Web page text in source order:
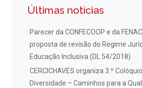
Últimas notícias
Parecer da CONFECOOP e da
proposta de revisão do Regime
Educação Inclusiva (DL 54/2018)
CERCICHAVES organiza 3.º
Diversidade – Caminhos para a